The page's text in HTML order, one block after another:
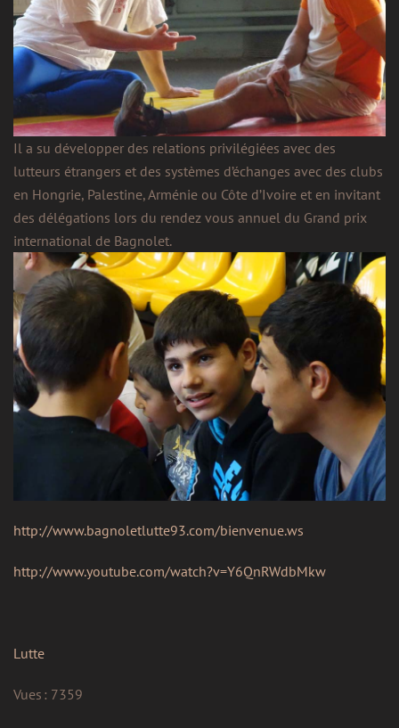
Il a su développer des relations privilégiées avec des
lutteurs étrangers et des systèmes d’échanges avec des clubs
en Hongrie, Palestine, Arménie ou Côte d’Ivoire et en invitant
des délégations lors du rendez vous annuel du Grand prix
international de Bagnolet.
http://www.bagnoletlutte93.com/bienvenue.ws
http://www.youtube.com/watch?v=Y6QnRWdbMkw
Lutte
Vues : 7359